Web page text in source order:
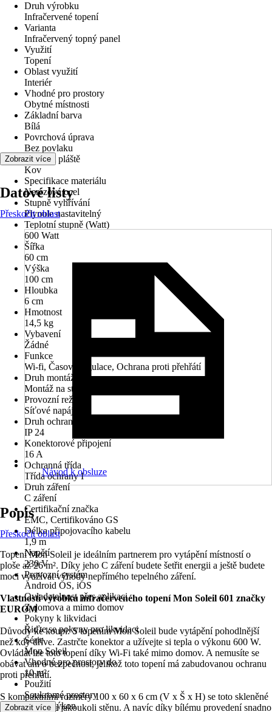
Druh výrobku
Infračervené topení
Varianta
Infračervený topný panel
Využití
Topení
Oblast využití
Interiér
Vhodné pro prostory
Obytné místnosti
Základní barva
Bílá
Povrchová úprava
Bez povlaku
Materiál pláště
Kov
Specifikace materiálu
Nerezová ocel
Stupně vyhřívání
Plynule nastavitelný
Teplotní stupně (Watt)
600 Watt
Šířka
60 cm
Výška
100 cm
Hloubka
6 cm
Hmotnost
14,5 kg
Vybavení
Žádné
Funkce
Wi-fi, Časová regulace, Ochrana proti přehřátí
Druh montáže
Montáž na stěnu
Provozní režim
Síťové napájení
Druh ochrany
IP 24
Konektorové připojení
16 A
Ochranná třída
Třída ochrany I
Druh záření
C záření
Certifikační značka
EMC, Certifikováno GS
Délka připojovacího kabelu
1,9 m
Napětí
230 V
Provozní systém
Android OS, iOS
Ovladatelnost přes aplikaci
Z domova a mimo domov
Pokyny k likvidaci
Řiďte se pokyny pro likvidaci
Série
Mon Soleil
Vhodné pro prostory do
10 m²
Použití
Soukromé prostory
Topný výkon
Zobrazit více
Datové listy
Přeskočit oblast
Návod k obsluze
Popis
Přeskočit oblast
Topení Mon Soleil je ideálním partnerem pro vytápění místností o
ploše až 26 m². Díky jeho C záření budete šetřit energii a ještě budete
moci využívat výhody nepřímého tepelného záření.
Vlastnosti výrobku infračerveného topení Mon Soleil 601 značky
EUROM
Důvody ke koupi: S topením Mon Soleil bude vytápění pohodlnější
než kdy dříve. Zastrčte konektor a užívejte si tepla o výkonu 600 W.
Ovládat lze toto topení díky Wi-Fi také mimo domov. A nemusíte se
obávat ani o bezpečnost, jelikož toto topení má zabudovanou ochranu
proti přehřátí.
S kompaktními rozměry 100 x 60 x 6 cm (V x Š x H) se toto skleněné
topení vejde na jakoukoli stěnu. A navíc díky bílému provedení snadno
Zobrazit více